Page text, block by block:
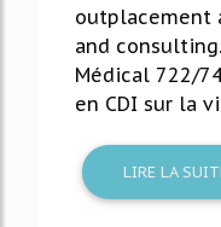
outplacement
and
Médical 722/
en CDI sur la
LIRE LA